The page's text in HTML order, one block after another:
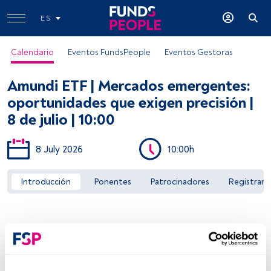
ES
Calendario Eventos FundsPeople Eventos Gestoras
Acceder a FundsPeople
Amundi ETF | Mercados emergentes:
oportunidades que exigen precisión |
8 de julio | 10:00
8 July 2026 10:00h
Introducción Ponentes Patrocinadores